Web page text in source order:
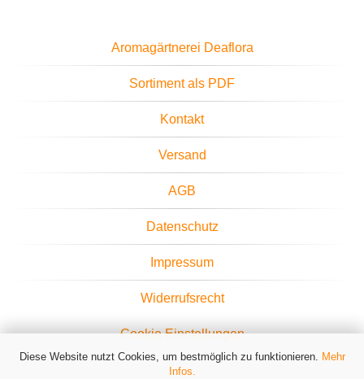
Diese Website nutzt Cookies, um bestmöglich zu funktionieren. Mehr
Infos.
Aromagärtnerei Deaflora
Sortiment als PDF
Kontakt
Versand
AGB
Datenschutz
Impressum
Widerrufsrecht
Cookie Einstellungen